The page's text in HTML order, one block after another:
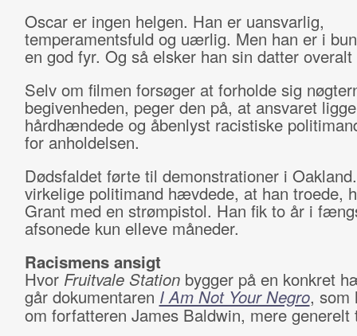
Oscar er ingen helgen. Han er uansvarlig,
temperamentsfuld og uærlig. Men han er i
en god fyr. Og så elsker han sin datter
Selv om filmen forsøger at forholde sig
begivenheden, peger den på, at ansvaret
hårdhændede og åbenlyst racistiske
for anholdelsen.
Dødsfaldet førte til demonstrationer i
virkelige politimand hævdede, at han troede,
Grant med en strømpistol. Han fik to år i
afsonede kun elleve måneder.
Racismens ansigt
Hvor Fruitvale Stationbygger på en konkret
går dokumentaren I Am Not Your Negro, som
om forfatteren James Baldwin, mere